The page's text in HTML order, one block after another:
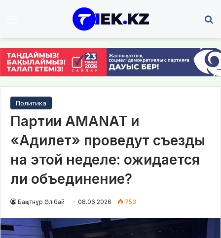
Политика
Партии AMANAT и
«Адилет» проведут съезды
на этой неделе: ожидается
ли объединение?
Бақытнұр Әлібай 08.06.2026 753